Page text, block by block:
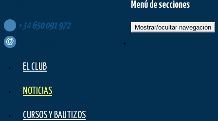
+34 650 091 972
contacto@subacuaticasrealsociedad.com
Menú de secciones
Mostrar/ocultar navegación
EL CLUB
NOTICIAS
CURSOS Y BAUTIZOS